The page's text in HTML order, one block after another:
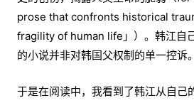
prose that confronts historical
fragility of human life」）。韩江自
的小说并非对韩国父权制的单一控诉。
于是在阅读中，我看到了韩江从自己